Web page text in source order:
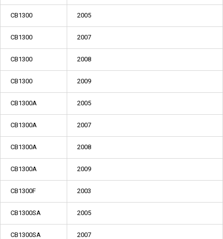
CB1300 2005
CB1300 2007
CB1300 2008
CB1300 2009
CB1300A 2005
CB1300A 2007
CB1300A 2008
CB1300A 2009
CB1300F 2003
CB1300SA 2005
CB1300SA 2007